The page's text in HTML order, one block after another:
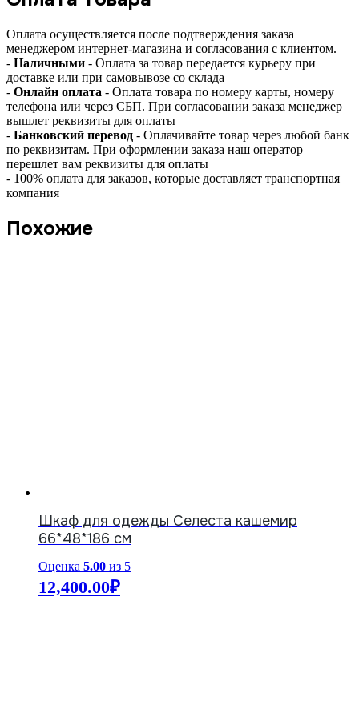
Оплата осуществляется после подтверждения заказа
менеджером интернет-магазина и согласования с клиентом.
- Наличными - Оплата за товар передается курьеру при
доставке или при самовывозе со склада
- Онлайн оплата - Оплата товара по номеру карты, номеру
телефона или через СБП. При согласовании заказа менеджер
вышлет реквизиты для оплаты
- Банковский перевод - Оплачивайте товар через любой банк
по реквизитам. При оформлении заказа наш оператор
перешлет вам реквизиты для оплаты
- 100% оплата для заказов, которые доставляет транспортная
компания
Похожие
Шкаф для одежды Селеста кашемир
66*48*186 см
Оценка 5.00 из 5
12,400.00₽